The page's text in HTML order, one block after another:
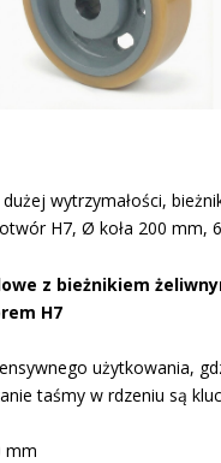
wytrzymałości,
H7, Ø koła 200 mm,
z bieżnikiem
H7
użytkowania,
taśmy w rdzeniu są
mm